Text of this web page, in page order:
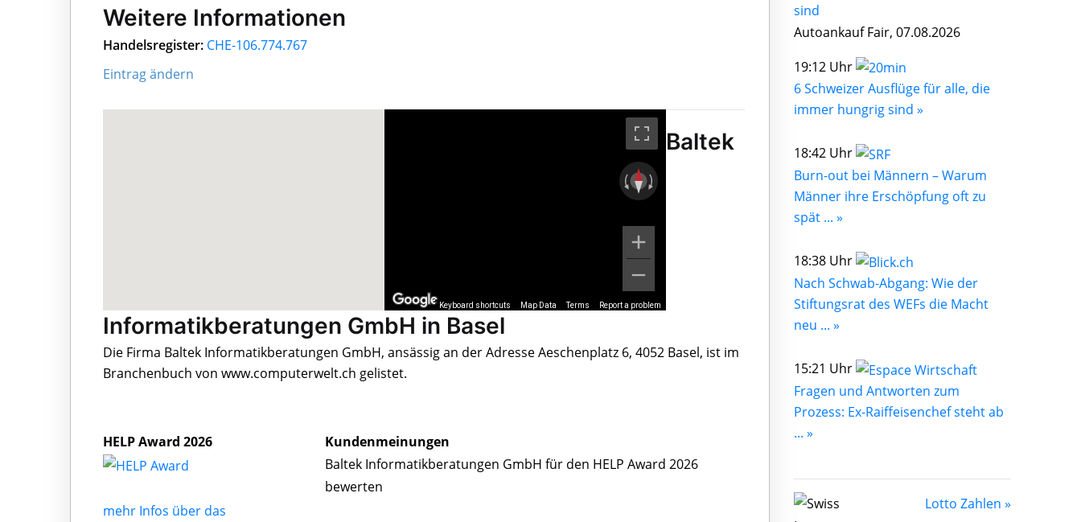
Weitere Informationen
Handelsregister: CHE-106.774.767
Eintrag ändern
Keyboard shortcuts Map Data Terms Report a problem
Baltek
Informatikberatungen GmbH in Basel
Die Firma Baltek Informatikberatungen GmbH, ansässig an der Adresse Aeschenplatz 6, 4052 Basel, ist im
Branchenbuch von www.computerwelt.ch gelistet.
HELP Award 2026
mehr Infos über das
Kundenmeinungen
Baltek Informatikberatungen GmbH für den HELP Award 2026
bewerten
sind
Autoankauf Fair, 07.08.2026
19:12 Uhr
6 Schweizer Ausflüge für alle, die
immer hungrig sind »
18:42 Uhr
Burn-out bei Männern – Warum
Männer ihre Erschöpfung oft zu
spät ... »
18:38 Uhr
Nach Schwab-Abgang: Wie der
Stiftungsrat des WEFs die Macht
neu ... »
15:21 Uhr
Fragen und Antworten zum
Prozess: Ex-Raiffeisenchef steht ab
... »
Lotto Zahlen »